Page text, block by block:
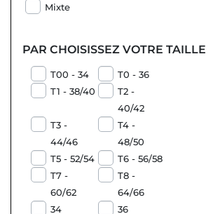
Mixte
PAR CHOISISSEZ VOTRE TAILLE
T00 - 34
T0 - 36
T1 - 38/40
T2 -
40/42
T3 -
44/46
T4 -
48/50
T5 - 52/54
T6 - 56/58
T7 -
60/62
T8 -
64/66
34
36